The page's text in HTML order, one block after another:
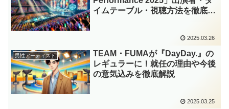
イムテーブル・視聴方法を徹底解
2025.03.26
男性アーティスト
TEAM・FUMAが『DayDay.』の
レギュラーに！就任の理由や今後
の意気込みを徹底解説
2025.03.25